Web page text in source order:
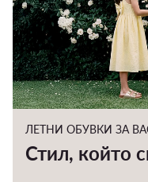
ЛЕТНИ ОБУВКИ ЗА
Стил, който